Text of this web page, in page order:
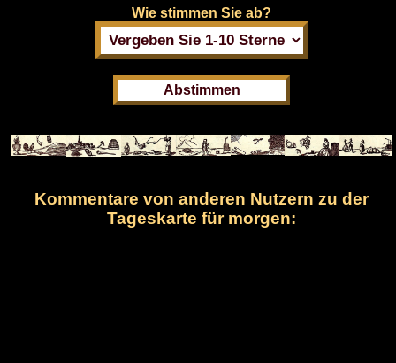
Wie stimmen Sie ab?
Kommentare von anderen Nutzern zu der
Tageskarte für morgen: